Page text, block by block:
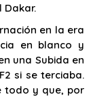
Dakar.
en la era
en blanco y
una Subida en
si se terciaba.
todo y que, por